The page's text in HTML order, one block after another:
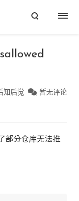
知后觉 暂无评论
部分仓库无法推